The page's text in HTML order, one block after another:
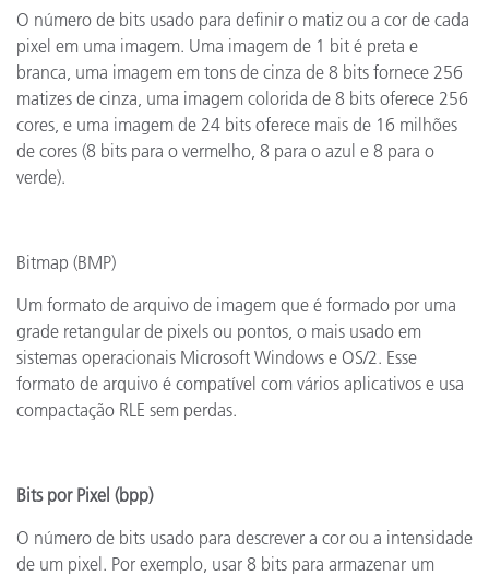
O número de bits usado para definir o matiz ou a cor de cada
pixel em uma imagem. Uma imagem de 1 bit é preta e
branca, uma imagem em tons de cinza de 8 bits fornece 256
matizes de cinza, uma imagem colorida de 8 bits oferece 256
cores, e uma imagem de 24 bits oferece mais de 16 milhões
de cores (8 bits para o vermelho, 8 para o azul e 8 para o
verde).
Bitmap (BMP)
Um formato de arquivo de imagem que é formado por uma
grade retangular de pixels ou pontos, o mais usado em
sistemas operacionais Microsoft Windows e OS/2. Esse
formato de arquivo é compatível com vários aplicativos e usa
compactação RLE sem perdas.
Bits por Pixel (bpp)
O número de bits usado para descrever a cor ou a intensidade
de um pixel. Por exemplo, usar 8 bits para armazenar um